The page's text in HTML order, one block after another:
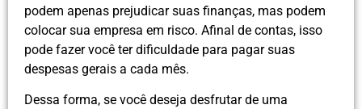
podem apenas prejudicar suas finanças, mas podem
colocar sua empresa em risco. Afinal de contas, isso
pode fazer você ter dificuldade para pagar suas
despesas gerais a cada mês.
Dessa forma, se você deseja desfrutar de uma